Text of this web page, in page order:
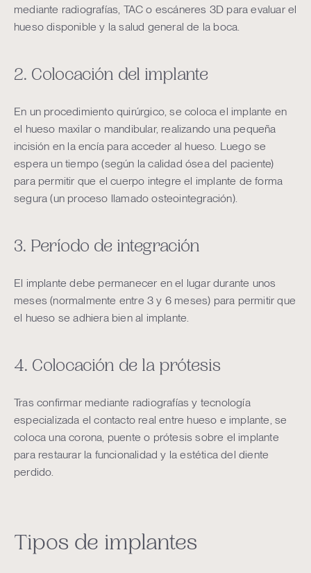
mediante radiografías, TAC o escáneres 3D para evaluar el
hueso disponible y la salud general de la boca.
2. Colocación del implante
En un procedimiento quirúrgico, se coloca el implante en
el hueso maxilar o mandibular, realizando una pequeña
incisión en la encía para acceder al hueso. Luego se
espera un tiempo (según la calidad ósea del paciente)
para permitir que el cuerpo integre el implante de forma
segura (un proceso llamado osteointegración).
3. Período de integración
El implante debe permanecer en el lugar durante unos
meses (normalmente entre 3 y 6 meses) para permitir que
el hueso se adhiera bien al implante.
4. Colocación de la prótesis
Tras confirmar mediante radiografías y tecnología
especializada el contacto real entre hueso e implante, se
coloca una corona, puente o prótesis sobre el implante
para restaurar la funcionalidad y la estética del diente
perdido.
Tipos de implantes